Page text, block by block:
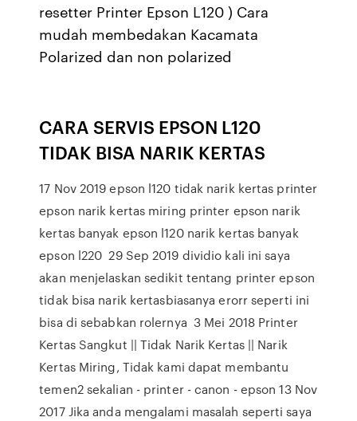
resetter Printer Epson L120 ) Cara
mudah membedakan Kacamata
Polarized dan non polarized
CARA SERVIS EPSON L120
TIDAK BISA NARIK KERTAS
17 Nov 2019 epson l120 tidak narik kertas printer
epson narik kertas miring printer epson narik
kertas banyak epson l120 narik kertas banyak
epson l220 29 Sep 2019 dividio kali ini saya
akan menjelaskan sedikit tentang printer epson
tidak bisa narik kertasbiasanya erorr seperti ini
bisa di sebabkan rolernya 3 Mei 2018 Printer
Kertas Sangkut || Tidak Narik Kertas || Narik
Kertas Miring, Tidak kami dapat membantu
temen2 sekalian - printer - canon - epson 13 Nov
2017 Jika anda mengalami masalah seperti saya